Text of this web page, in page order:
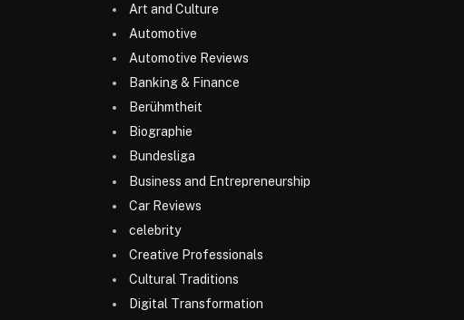
Art and Culture
Automotive
Automotive Reviews
Banking & Finance
Berühmtheit
Biographie
Bundesliga
Business and Entrepreneurship
Car Reviews
celebrity
Creative Professionals
Cultural Traditions
Digital Transformation